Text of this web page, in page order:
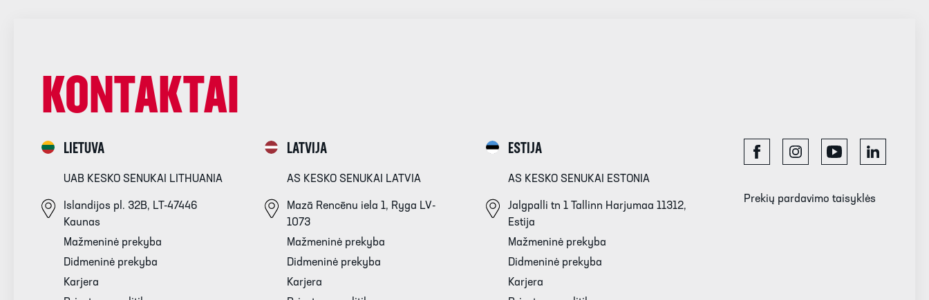
KONTAKTAI
LIETUVA
UAB KESKO SENUKAI LITHUANIA
Islandijos pl. 32B, LT-47446
Kaunas
Mažmeninė prekyba
Didmeninė prekyba
Karjera
LATVIJA
AS KESKO SENUKAI LATVIA
Mazā Rencēnu iela 1, Ryga LV-
1073
Mažmeninė prekyba
Didmeninė prekyba
Karjera
ESTIJA
AS KESKO SENUKAI ESTONIA
Jalgpalli tn 1 Tallinn Harjumaa 11312,
Estija
Mažmeninė prekyba
Didmeninė prekyba
Karjera
Prekių pardavimo taisyklės